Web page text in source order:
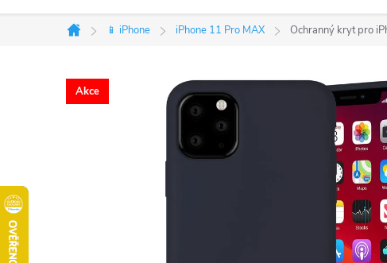
Domů
📱 iPhone iPhone 11 Pro MAX Ochranný kryt pro
Akce